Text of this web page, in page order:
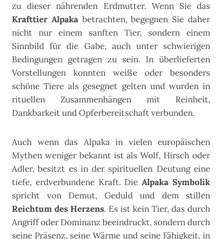
zu dieser nährenden Erdmutter. Wenn Sie das
Krafttier Alpakabetrachten, begegnen Sie daher
nicht nur einem sanften Tier, sondern einem
Sinnbild für die Gabe, auch unter schwierigen
Bedingungen getragen zu sein. In überlieferten
Vorstellungen konnten weiße oder besonders
schöne Tiere als gesegnet gelten und wurden in
rituellen Zusammenhängen mit Reinheit,
Dankbarkeit und Opferbereitschaft verbunden.
Auch wenn das Alpaka in vielen europäischen
Mythen weniger bekannt ist als Wolf, Hirsch oder
Adler, besitzt es in der spirituellen Deutung eine
tiefe, erdverbundene Kraft. DieAlpaka Symbolik
spricht von Demut, Geduld und dem stillen
Reichtum des Herzens. Es ist kein Tier, das durch
Angriff oder Dominanz beeindruckt, sondern durch
seine Präsenz, seine Wärme und seine Fähigkeit, in